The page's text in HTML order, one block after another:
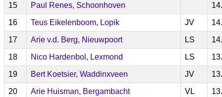
15 Paul Renes, Schoonhoven
16 Teus Eikelenboom, Lopik JV
17 Arie v.d. Berg, Nieuwpoort LS
18 Nico Hardenbol, Lexmond LS
19 Bert Koetsier, Waddinxveen JV
20 Arie Huisman, Bergambacht VL